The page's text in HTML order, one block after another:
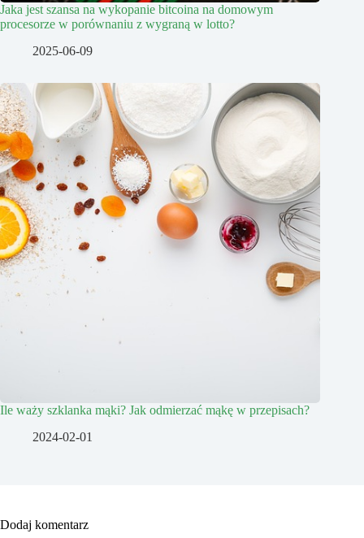
Jaka jest szansa na wykopanie bitcoina na domowym
procesorze w porównaniu z wygraną w lotto?
2025-06-09
Ile waży szklanka mąki? Jak odmierzać mąkę w przepisach?
2024-02-01
Dodaj komentarz